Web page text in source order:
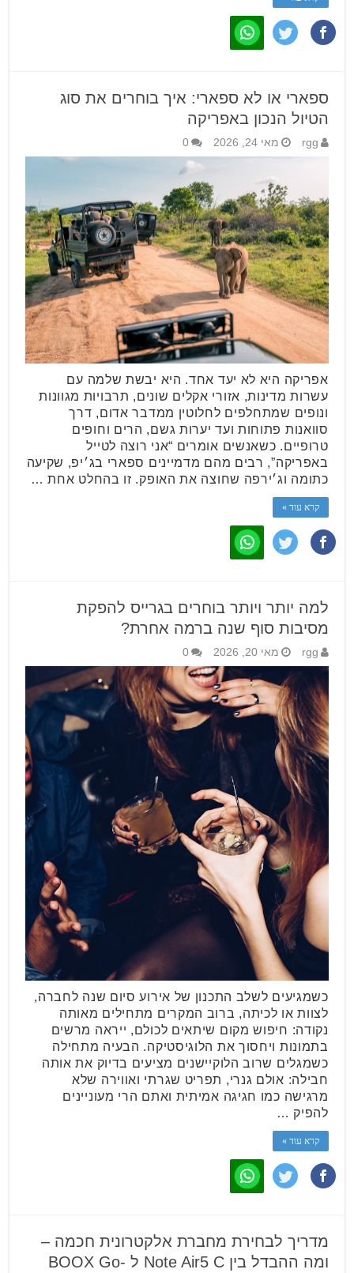
ספארי או לא ספארי: איך בוחרים את סוג
הטיול הנכון באפריקה
rgg מאי 24, 2026 0
אפריקה היא לא יעד אחד. היא יבשת שלמה עם
עשרות מדינות, אזורי אקלים שונים, תרבויות מגוונות
ונופים שמתחלפים לחלוטין ממדבר אדום, דרך
סוואנות פתוחות ועד יערות גשם, הרים וחופים
טרופיים. כשאנשים אומרים “אני רוצה לטייל
באפריקה”, רבים מהם מדמיינים ספארי בג׳יפ, שקיעה
כתומה וג׳ירפה שחוצה את האופק. זו בהחלט אחת …
קרא עוד »
למה יותר ויותר בוחרים בגרייס להפקת
מסיבות סוף שנה ברמה אחרת?
rgg מאי 20, 2026 0
כשמגיעים לשלב התכנון של אירוע סיום שנה לחברה,
לצוות או לכיתה, ברוב המקרים מתחילים מאותה
נקודה: חיפוש מקום שיתאים לכולם, ייראה מרשים
בתמונות ויחסוך את הלוגיסטיקה. הבעיה מתחילה
כשמגלים שרוב הלוקיישנים מציעים בדיוק את אותה
חבילה: אולם גנרי, תפריט שגרתי ואווירה שלא
מרגישה כמו חגיגה אמיתית ואתם הרי מעוניינים
להפיק …
קרא עוד »
מדריך לבחירת מחברת אלקטרונית חכמה –
ומה ההבדל בין Note Air5 C ל -BOOX Go